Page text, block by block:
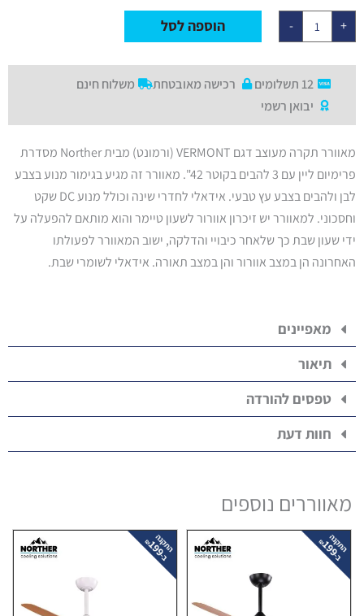
-
טבעי
כולל
שלט
מנוע
DC
+ הוספה לסל
12 תשלומים רכישה מאובטחת
משלוח חינם
יבואן רשמי
מאוורר תקרה מעוצב דגם VERMONT (ורמונט) מבית Norther מסדרת
פרימיום ליין עם 3 להבים בקוטר 42". מאוורר זה מגיע בגימור מנוע בצבע
לבן ולהבים בצבע עץ טבעי. אידאלי לחדרי שינה וכולל מנוע DC שקט
וחסכוני. למאוורר יש זיכרון אוורור לשעון טיימר והוא מותאם להפעלה על
ידי שעון שבת כך שלאחר כיבויי והדלקה, ישוב המאוורר לפעולתו
האחרונה הן במצב אוורור והן במצב תאורה. אידאלי לשומרי שבת.
מאפיינים
תיאור
טפסים להורדה
חוות דעת
מאווררים נוספים